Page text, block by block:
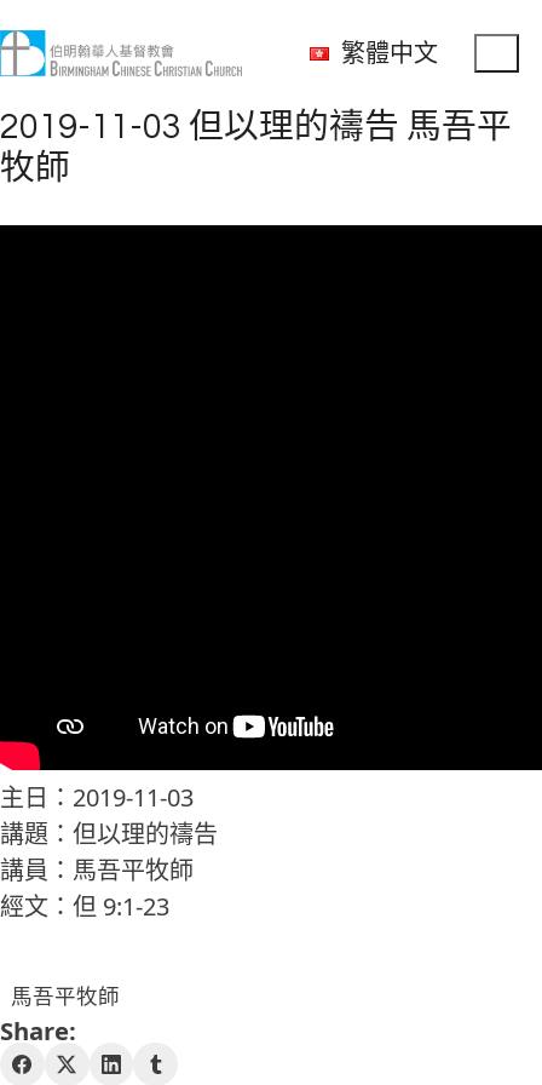
繁體中文
2019-11-03 但以理的禱告 馬吾平
牧師
主日：2019-11-03
講題：但以理的禱告
講員：馬吾平牧師
經文：但 9:1-23
馬吾平牧師
Share: